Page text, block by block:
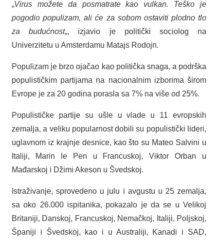
„Virus možete da posmatrate kao vulkan. Teško je
pogodio populizam, ali će za sobom ostaviti plodno tlo
za budućnost„, izjavio je politički sociolog na
Univerzitetu u Amsterdamu Matajs Rodojn.
Populizam je brzo ojačao kao politička snaga, a podrška
populističkim partijama na nacionalnim izborima širom
Evrope je za 20 godina porasla sa 7% na više od 25%.
Populističke partije su ušle u vlade u 11 evropskih
zemalja, a veliku popularnost dobili su populistički lideri,
uglavnom iz krajnje desnice, kao što su Mateo Salvini u
Italiji, Marin le Pen u Francuskoj, Viktor Orban u
Mađarskoj i Džimi Akeson u Švedskoj.
Istraživanje, sprovedeno u julu i avgustu u 25 zemalja,
sa oko 26.000 ispitanika, pokazalo je da se u Velikoj
Britaniji, Danskoj, Francuskoj, Nemačkoj, Italiji, Poljskoj,
Španiji i Švedskoj, kao i u Australiji, Kanadi i SAD,